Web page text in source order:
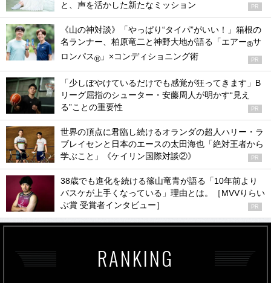
と、声を活かした新たなミッション
PR
《山の神対談》「やっぱり“タイパ”がいい！」箱根の
名ランナー、柏原竜二と神野大地が語る「エアー®サ
ロンパス® 」×コンディショニング術 PR
「少しぼやけているだけでも感覚が狂ってきます」B
リーグ屈指のシューター・安藤周人が明かす“見え
る”ことの重要性
PR
世界の頂点に君臨し続けるオランダの超人ハリー・ラ
ブレイセンと日本のエースの太田海也「絶対王者から
学ぶこと」《ケイリン国際対談②》
PR
38歳でも進化を続ける篠山竜青が語る「10年前より
バスケが上手くなっている」理由とは。［MVVりらい
ぶ賞 受賞者インタビュー］
PR
RANKING